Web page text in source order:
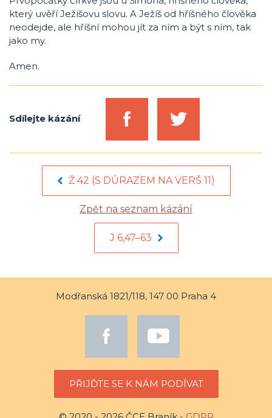
který uvěří Ježíšovu slovu. A Ježíš od hříšného člověka
neodejde, ale hříšní mohou jít za ním a být s ním, tak
jako my.
Amen.
Sdílejte kázání
Ž 42 (S DŮRAZEM NA VERŠ 11)
Zpět na seznam kázání
J 6,47–63
Modřanská 1821/118, 147 00 Praha 4
PŘIJĎTE SE K NÁM PODÍVAT